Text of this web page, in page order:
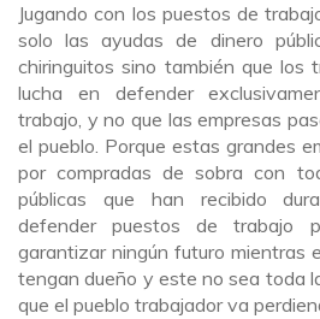
Jugando con los puestos de
solo las ayudas de dinero
chiringuitos sino también que los
lucha en defender
trabajo, y no que las empresas
el pueblo. Porque estas grandes
por compradas de sobra con
públicas que han recibido
defender puestos de trabajo
garantizar ningún futuro mientras
tengan dueño y este no sea toda
que el pueblo trabajador va